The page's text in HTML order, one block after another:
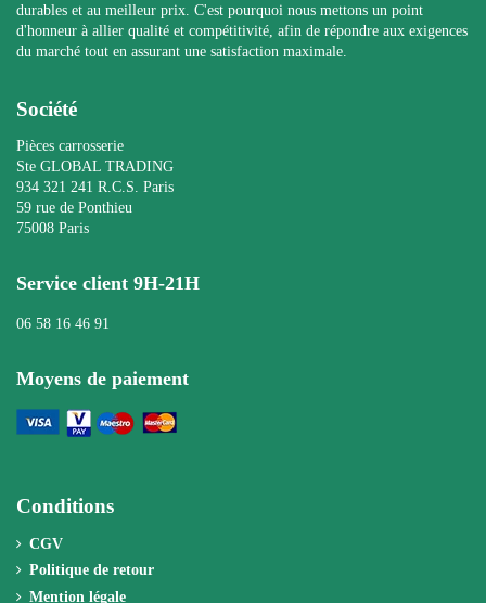
durables et au meilleur prix. C'est pourquoi nous mettons un point
d'honneur à allier qualité et compétitivité, afin de répondre aux exigences
du marché tout en assurant une satisfaction maximale.
Société
Pièces carrosserie
Ste GLOBAL TRADING
934 321 241 R.C.S. Paris
59 rue de Ponthieu
75008 Paris
Service client 9H-21H
06 58 16 46 91
Moyens de paiement
Conditions
CGV
Politique de retour
Mention légale